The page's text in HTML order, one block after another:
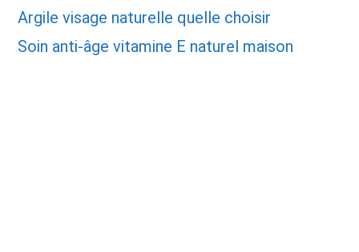
Argile visage naturelle quelle choisir
Soin anti-âge vitamine E naturel maison